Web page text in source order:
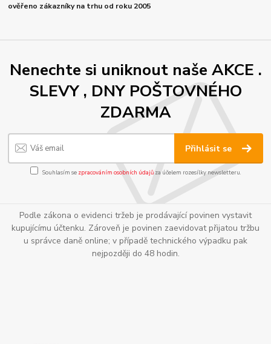
ověřeno zákazníky na trhu od roku 2005
Nenechte si uniknout naše AKCE .
SLEVY , DNY POŠTOVNÉHO
ZDARMA
Přihlásit se
Souhlasím se zpracováním osobních údajůza účelem rozesílky newsletteru.
Podle zákona o evidenci tržeb je prodávající povinen vystavit
kupujícímu účtenku. Zároveň je povinen zaevidovat přijatou tržbu
u správce daně online; v případě technického výpadku pak
nejpozději do 48 hodin.